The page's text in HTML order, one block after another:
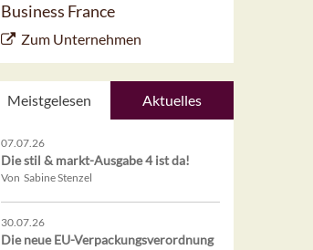
Business France
Zum Unternehmen
Meistgelesen Aktuelles
07.07.26
Die stil & markt-Ausgabe 4 ist da!
Von Sabine Stenzel
30.07.26
Die neue EU-Verpackungsverordnung